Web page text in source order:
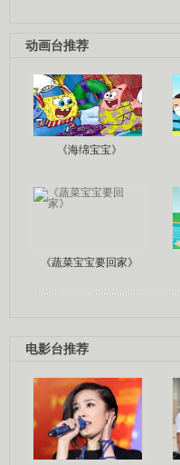
动画台推荐
《海绵宝宝》
《蔬菜宝宝要回家》
电影台推荐